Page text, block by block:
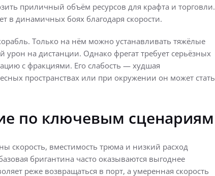
приличный объём ресурсов для крафта и торговли.
в динамичных боях благодаря скорости.
Только на нём можно устанавливать тяжёлые
на дистанции. Однако фрегат требует серьёзных
с фракциями. Его слабость — худшая
пространствах или при окружении он может стать
по ключевым сценариям
скорость, вместимость трюма и низкий расход
бригантина часто оказываются выгоднее
реже возвращаться в порт, а умеренная скорость